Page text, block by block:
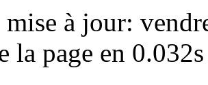
mise à jour:
la page en 0.032s